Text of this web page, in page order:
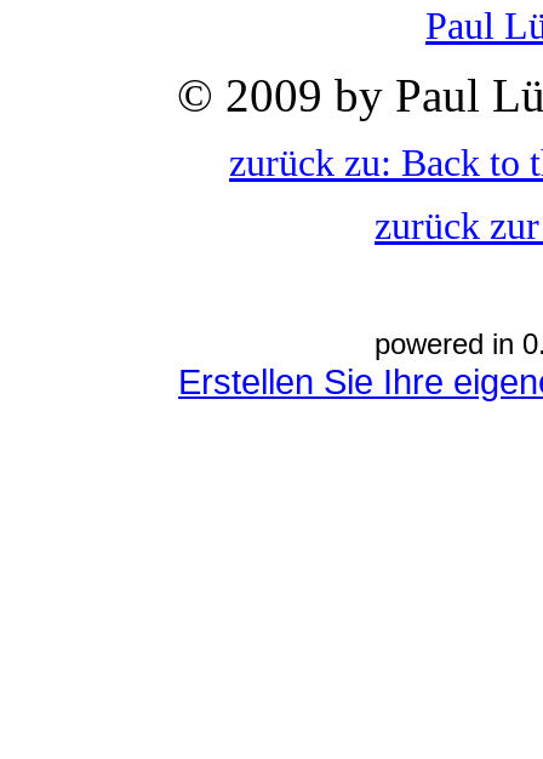
Paul
© 2009 by Paul
zurück zu: Back to
zurück
powered in
Erstellen Sie Ihre